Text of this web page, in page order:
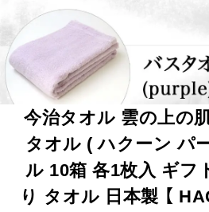
今治タオル 雲の上の
タオル ( ハクーン パ
ル 10箱 各1枚入 ギフ
り タオル 日本製 【